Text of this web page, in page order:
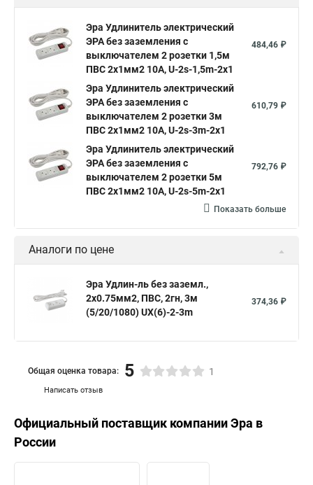
Эра Удлинитель электрический
ЭРА без заземления c
выключателем 2 розетки 1,5м
ПВС 2x1мм2 10А, U-2s-1,5m-2x1
484,46 ₽
Эра Удлинитель электрический
ЭРА без заземления c
выключателем 2 розетки 3м
ПВС 2x1мм2 10А, U-2s-3m-2x1
610,79 ₽
Эра Удлинитель электрический
ЭРА без заземления c
выключателем 2 розетки 5м
ПВС 2x1мм2 10А, U-2s-5m-2x1
792,76 ₽
Показать больше
Аналоги по цене
Эра Удлин-ль без зазeмл.,
2х0.75мм2, ПВС, 2гн, 3м
(5/20/1080) UX(6)-2-3m
374,36 ₽
Написать отзыв
Общая оценка товара: 5 1
Официальный поставщик компанииЭра в
России